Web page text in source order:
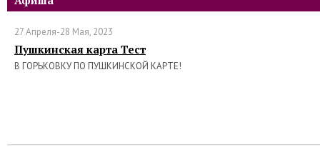
27 Апреля-28 Мая, 2023
Пушкинская карта Тест
В ГОРЬКОВКУ ПО ПУШКИНСКОЙ КАРТЕ!